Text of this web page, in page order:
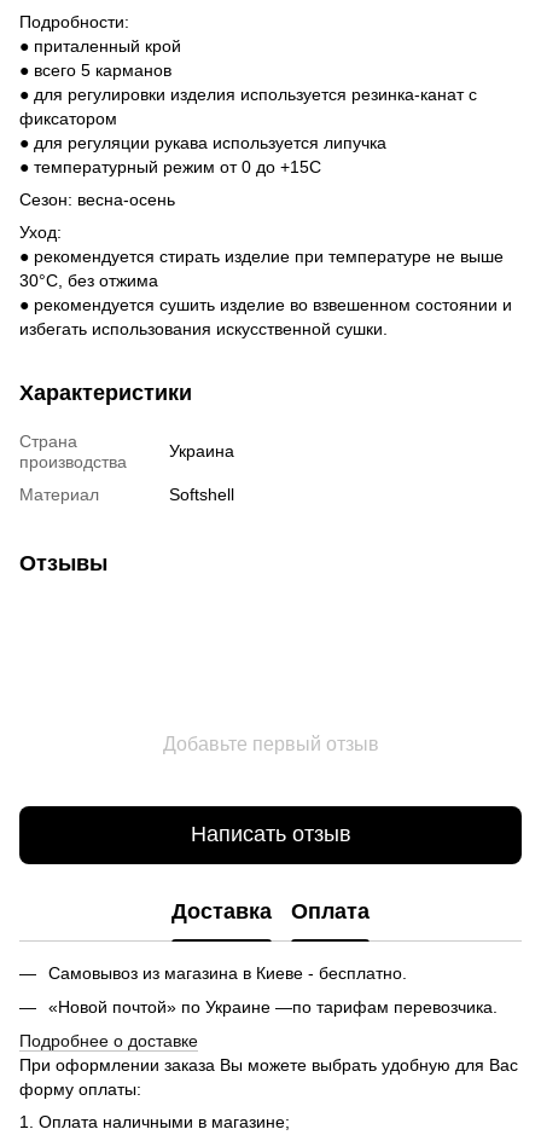
Подробности:
● приталенный крой
● всего 5 карманов
● для регулировки изделия используется резинка-канат с
фиксатором
● для регуляции рукава используется липучка
● температурный режим от 0 до +15С
Сезон: весна-осень
Уход:
● рекомендуется стирать изделие при температуре не выше
30°C, без отжима
● рекомендуется сушить изделие во взвешенном состоянии и
избегать использования искусственной сушки.
Характеристики
Страна
производства
Украина
Материал Softshell
Отзывы
Добавьте первый отзыв
Написать отзыв
Доставка Оплата
Самовывоз из магазина в Киеве - бесплатно.
«Новой почтой» по Украине —по тарифам перевозчика.
Подробнее о доставке
При оформлении заказа Вы можете выбрать удобную для Вас
форму оплаты:
1. Оплата наличными в магазине;